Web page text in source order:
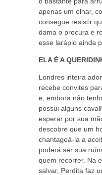
apenas um olhar,
consegue resistir
dama o procura e
esse larápio ainda
ELA É A
Londres inteira
recebe convites
e, embora não
possui alguns
esperar por sua
descobre que um
chantageá-la a
poderá ser sua
quem recorrer. Na
salvar, Perdita faz